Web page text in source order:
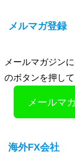
メルマガ登録
メールマガジン
のボタンを押して
メールマ
海外FX会社